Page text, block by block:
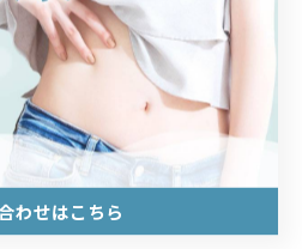
につながります。いくつかの
ングや体験を受けてみて、自
ロンを選びましょう。
できるエステサ
わせはこちら